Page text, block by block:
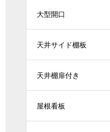
大型開口
天井サイド棚板
天井棚扉付き
屋根看板